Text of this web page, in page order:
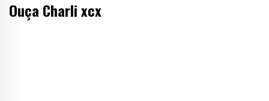
Ouça Charli xcx